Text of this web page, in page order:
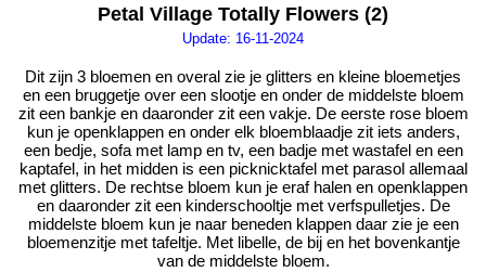
Petal Village Totally Flowers (2)
Update: 16-11-2024
Dit zijn 3 bloemen en overal zie je glitters en kleine bloemetjes
en een bruggetje over een slootje en onder de middelste bloem
zit een bankje en daaronder zit een vakje. De eerste rose bloem
kun je openklappen en onder elk bloemblaadje zit iets anders,
een bedje, sofa met lamp en tv, een badje met wastafel en een
kaptafel, in het midden is een picknicktafel met parasol allemaal
met glitters. De rechtse bloem kun je eraf halen en openklappen
en daaronder zit een kinderschooltje met verfspulletjes. De
middelste bloem kun je naar beneden klappen daar zie je een
bloemenzitje met tafeltje. Met libelle, de bij en het bovenkantje
van de middelste bloem.